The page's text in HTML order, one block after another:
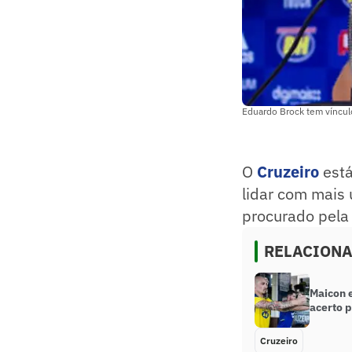
Eduardo Brock tem
O Cruzeiro
lidar com mais
procurado
Maicon
acerto
Cruzeiro